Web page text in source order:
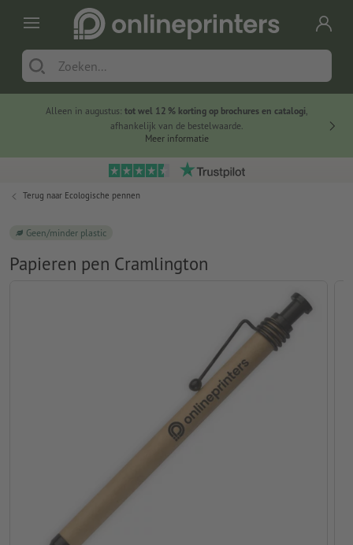
Alleen in augustus: tot wel 12 % korting op brochures en catalogi,
afhankelijk van de bestelwaarde.
Meer informatie
Terug naar Ecologische pennen
Geen/minder plastic
Papieren pen Cramlington